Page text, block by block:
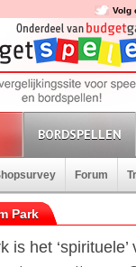
Volg
BORDSPELLEN
Forum
Park
is het ‘spirituele’